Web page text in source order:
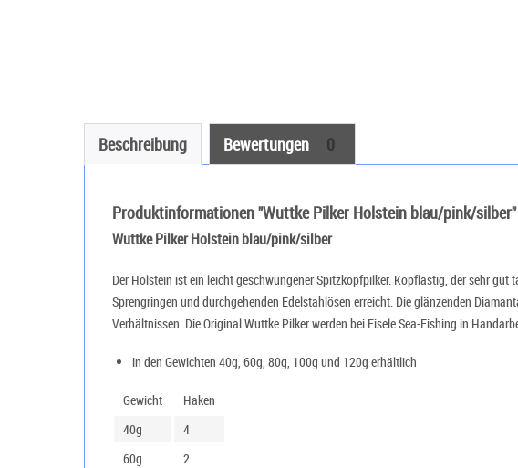
Beschreibung Bewertungen 0
Produktinformationen "Wuttke Pilker Holstein blau/pink/silber"
Wuttke Pilker Holstein blau/pink/silber
Der Holstein ist ein leicht geschwungener Spitzkopfpilker. Kopflastig, der sehr
Sprengringen und durchgehenden Edelstahlösen erreicht. Die glänzenden
Verhältnissen. Die Original Wuttke Pilker werden bei Eisele Sea-Fishing in
in den Gewichten 40g, 60g, 80g, 100g und 120g erhältlich
Gewicht
Haken
40g
4
60g
2